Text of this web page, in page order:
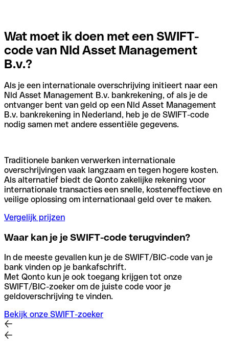
Wat moet ik doen met een SWIFT-
code van Nld Asset Management
B.v.?
Als je een internationale overschrijving initieert naar een
Nld Asset Management B.v. bankrekening, of als je de
ontvanger bent van geld op een Nld Asset Management
B.v. bankrekening in Nederland, heb je de SWIFT-code
nodig samen met andere essentiële gegevens.
Traditionele banken verwerken internationale
overschrijvingen vaak langzaam en tegen hogere kosten.
Als alternatief biedt de Qonto zakelijke rekening voor
internationale transacties een snelle, kosteneffectieve en
veilige oplossing om internationaal geld over te maken.
Vergelijk prijzen
Waar kan je je SWIFT-code terugvinden?
In de meeste gevallen kun je de SWIFT/BIC-code van je
bank vinden op je bankafschrift.
Met Qonto kun je ook toegang krijgen tot onze
SWIFT/BIC-zoeker om de juiste code voor je
geldoverschrijving te vinden.
Bekijk onze SWIFT-zoeker